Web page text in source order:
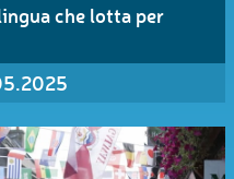
che lotta per